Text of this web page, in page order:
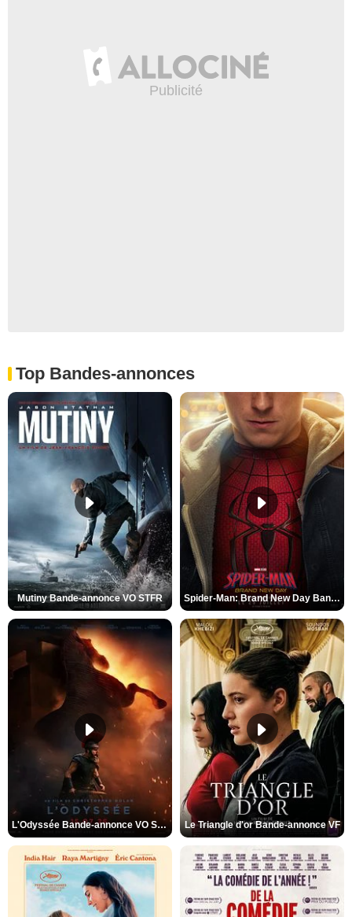
Top Bandes-annonces
Mutiny Bande-annonce VO STFR Spider-Man: Brand New Day Bande-annonce VO STFR
L'Odyssée Bande-annonce VO STFR Le Triangle d'or Bande-annonce VF